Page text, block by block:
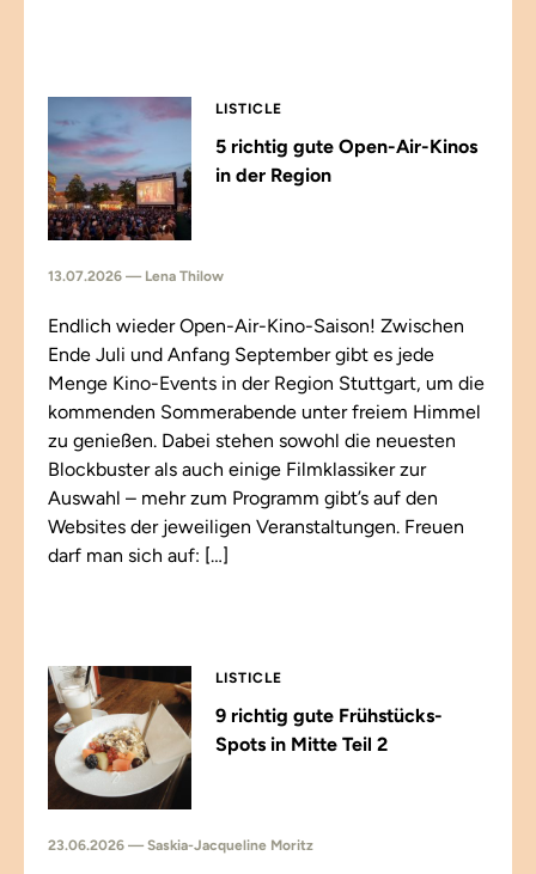
LISTICLE
5 richtig gute Open-Air-Kinos
in der Region
13.07.2026 — Lena Thilow
Endlich wieder Open-Air-Kino-Saison! Zwischen
Ende Juli und Anfang September gibt es jede
Menge Kino-Events in der Region Stuttgart, um die
kommenden Sommerabende unter freiem Himmel
zu genießen. Dabei stehen sowohl die neuesten
Blockbuster als auch einige Filmklassiker zur
Auswahl – mehr zum Programm gibt’s auf den
Websites der jeweiligen Veranstaltungen. Freuen
darf man sich auf: […]
LISTICLE
9 richtig gute Frühstücks-
Spots in Mitte Teil 2
23.06.2026 — Saskia-Jacqueline Moritz